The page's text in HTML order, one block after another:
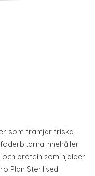
som främjar friska
innehåller
protein som hjälper
Plan Sterilised